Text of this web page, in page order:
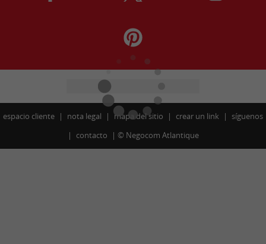
espacio cliente nota legal mapa del sitio crear un link
síguenos
contacto
© Negocom Atlantique